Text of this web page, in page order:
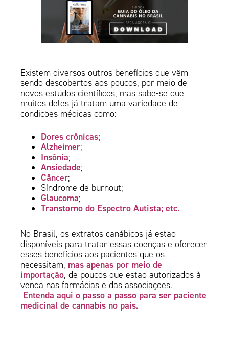
Existem diversos outros benefícios que vêm
sendo descobertos aos poucos, por meio de
novos estudos científicos, mas sabe-se que
muitos deles já tratam uma variedade de
condições médicas como:
Dores crônicas;
Alzheimer;
Insônia;
Ansiedade;
Câncer;
Síndrome de burnout;
Glaucoma;
Transtorno do Espectro Autista; etc.
No Brasil, os extratos canábicos já estão
disponíveis para tratar essas doenças e oferecer
esses benefícios aos pacientes que os
necessitam, mas apenas por meio de
importação, de poucos que estão autorizados à
venda nas farmácias e das associações.
Entenda aqui o passo a passo para ser paciente
medicinal de cannabis no país.